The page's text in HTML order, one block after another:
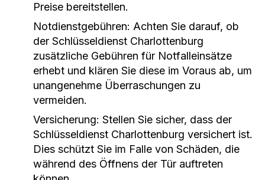
Preise bereitstellen.
Notdienstgebühren: Achten Sie darauf, ob
der Schlüsseldienst Charlottenburg
zusätzliche Gebühren für Notfalleinsätze
erhebt und klären Sie diese im Voraus ab, um
unangenehme Überraschungen zu
vermeiden.
Versicherung: Stellen Sie sicher, dass der
Schlüsseldienst Charlottenburg versichert ist.
Dies schützt Sie im Falle von Schäden, die
während des Öffnens der Tür auftreten